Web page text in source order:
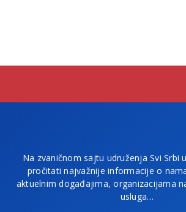
Na zvaničnom sajtu udruženja Svi Srbi
pročitati najvažnije informacije o
aktuelnim događajima, organizacijama
usluga…